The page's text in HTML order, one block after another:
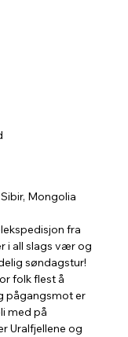
Mongolia
fra
i all slags vær og
søndagstur!
folk flest å
pågangsmot er
med på
Uralfjellene og